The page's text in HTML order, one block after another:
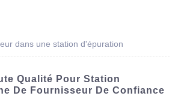
dans une station d'épuration
Qualité Pour Station
De Fournisseur De Confiance